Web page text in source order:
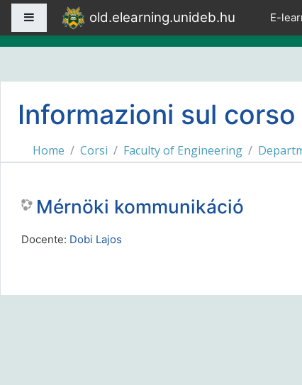
Vai al contenuto principale
Pannello lateraleold.elearning.unideb.hu E-
Informazioni sul corso
Home Corsi Faculty of Engineering
Mérnöki kommunikáció
Docente: Dobi Lajos